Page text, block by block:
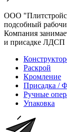
ООО
подсобный
Компания
и присадке ЛДСП
Раскрой
Кромление
Присадка /
Ручные
Упаковка